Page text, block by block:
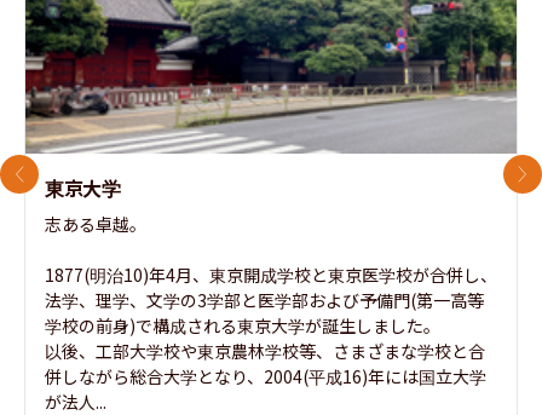
東京大学
志ある卓越。
1877(明治10)年4月、東京開成学校と東京医学校が合併し、
法学、理学、文学の3学部と医学部および予備門(第一高等
学校の前身)で構成される東京大学が誕生しました。
以後、工部大学校や東京農林学校等、さまざまな学校と合
併しながら総合大学となり、2004(平成16)年には国立大学
が法人...
前のスライド 次